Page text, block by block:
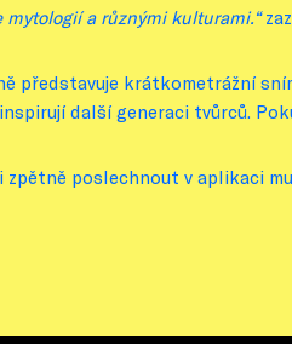
a různými kulturami.“
představuje krátkometrážní
další generaci tvůrců.
zpětně poslechnout v aplikaci